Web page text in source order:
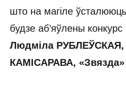
што на магіле
будзе аб’яўлены конкурс
Людміла
КАМІСАРАВА, «Звязда»